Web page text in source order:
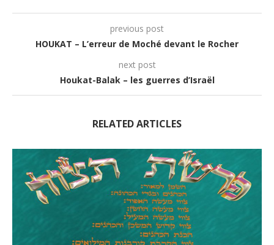
previous post
HOUKAT – L’erreur de Moché devant le Rocher
next post
Houkat-Balak – les guerres d’Israël
RELATED ARTICLES